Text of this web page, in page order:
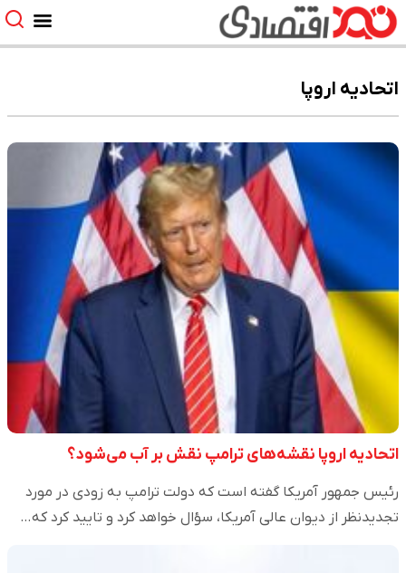
اتحادیه اروپا
اتحادیه اروپا نقشه‌های ترامپ نقش بر آب می‌شود؟
رئیس جمهور آمریکا گفته است که دولت ترامپ به زودی در مورد
تجدیدنظر از دیوان عالی آمریکا، سؤال خواهد کرد و تایید کرد که…